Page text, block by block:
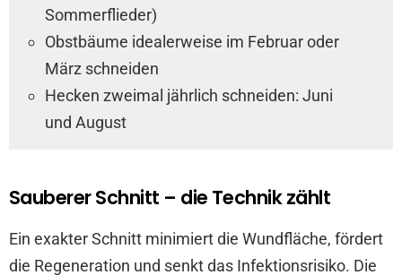
Sommerflieder)
Obstbäume idealerweise im Februar oder
März schneiden
Hecken zweimal jährlich schneiden: Juni
und August
Sauberer Schnitt – die Technik zählt
Ein exakter Schnitt minimiert die Wundfläche, fördert
die Regeneration und senkt das Infektionsrisiko. Die